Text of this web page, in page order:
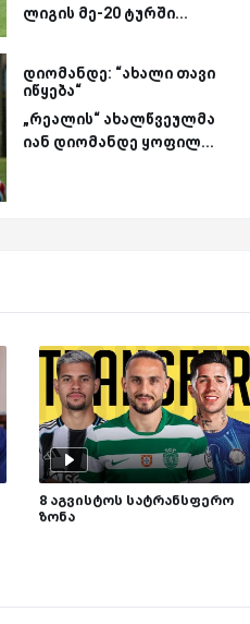
ლიგის მე-20 ტურში...
დიომანდე: “ახალი თავი
იწყება“
„რეალის“ ახალწვეულმა
იან დიომანდე ყოფილ...
8 აგვისტოს სატრანსფერო
ზონა